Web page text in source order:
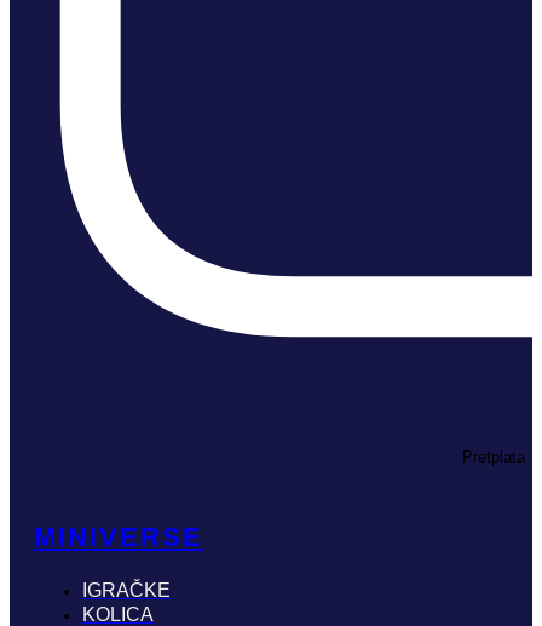
Pretplata
MINIVERSE
IGRAČKE
KOLICA